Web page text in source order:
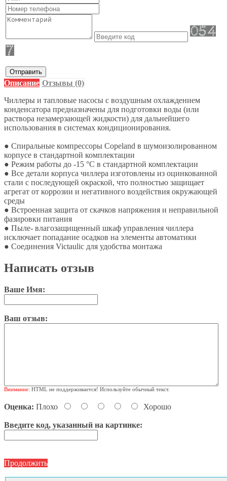
Отправить
Описание Отзывы (0)
Чиллеры и тапловые насосы с воздушным охлаждением
конденсатора предназначены для подготовки воды (или
раствора незамерзающей жидкости) для дальнейшего
использования в системах кондиционирования.
● Спиральные компрессоры Copeland в шумоизолированном
корпусе в стандартной комплектации
● Режим работы до -15 °С в стандартной комплектации
● Все детали корпуса чиллера изготовлены из оцинкованной
стали с последующей окраской, что полностью защищает
агрегат от коррозии и негативного воздействия окружающей
среды
● Встроенная защита от скачков напряжения и неправильной
фазировки питания
● Пыле- влагозащищенный шкаф управления чиллера
исключает попадание осадков на элементы автоматики
● Соединения Victaulic для удобства монтажа
Написать отзыв
Ваше Имя:
Ваш отзыв:
Внимание: HTML не поддерживается! Используйте обычный текст.
Оценка: Плохо Хорошо
Введите код, указанный на картинке:
Продолжить